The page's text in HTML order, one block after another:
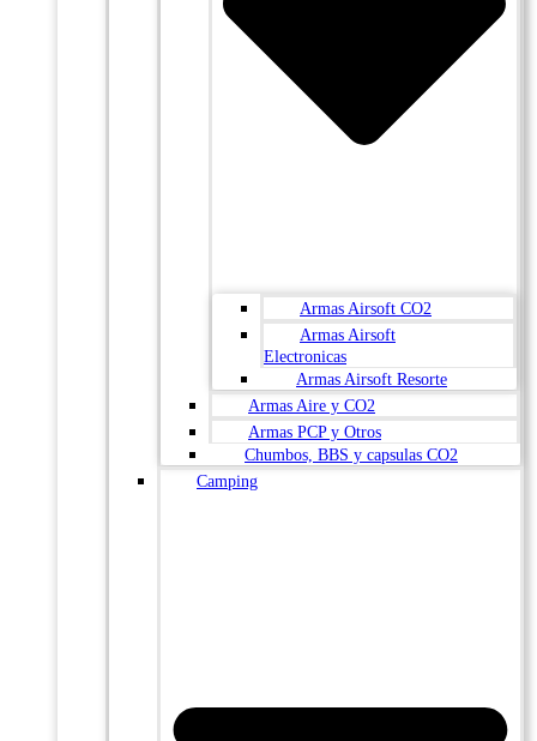
Armas Airsoft CO2
Armas Airsoft
Electronicas
Armas Airsoft Resorte
Armas Aire y CO2
Armas PCP y Otros
Chumbos, BBS y capsulas CO2
Camping